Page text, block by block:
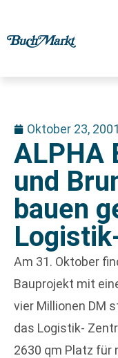
Oktober 23, 2001
ALPHA
und
bauen
Am 31. Oktober
Bauprojekt mit
vier Millionen DM
das Logistik-
2630 qm Platz für